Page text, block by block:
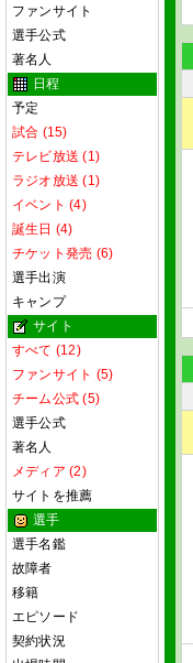
ファンサイト
選手公式
著名人
日程
予定
試合 (15)
テレビ放送 (1)
ラジオ放送 (1)
イベント (4)
誕生日 (4)
チケット発売 (6)
選手出演
キャンプ
サイト
すべて (12)
ファンサイト (5)
チーム公式 (5)
選手公式
著名人
メディア (2)
サイトを推薦
選手
選手名鑑
故障者
移籍
エピソード
契約状況